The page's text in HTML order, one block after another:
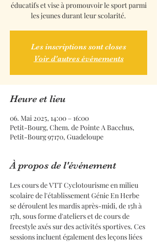
éducatifs et vise à promouvoir le sport parmi
les jeunes durant leur scolarité.
Les inscriptions sont closes
Voir d'autres événements
Heure et lieu
06. Mai 2025, 14:00 – 16:00
Petit-Bourg, Chem. de Pointe A Bacchus,
Petit-Bourg 97170, Guadeloupe
À propos de l'événement
Les cours de VTT Cyclotourisme en milieu
scolaire de l'établissement Génie En Herbe
se déroulent les mardis après-midi, de 15h à
17h, sous forme d'ateliers et de cours de
freestyle axés sur des activités sportives. Ces
sessions incluent également des leçons liées